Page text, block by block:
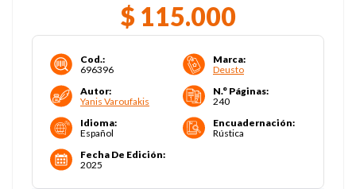
$ 115.000
Cod.:
696396
Marca:
Deusto
Autor:
Yanis Varoufakis
N.° Páginas:
240
Idioma:
Español
Encuadernación:
Rústica
Fecha De Edición:
2025